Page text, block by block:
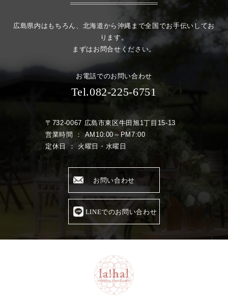
広島県内はもちろん、北海道から沖縄まで全国でお手伝いしてお
ります。
まずはお問合せください。
お電話でのお問い合わせ
Tel.082-225-6751
〒732-0067 広島市東区牛田旭1丁目15-13
営業時間 ： AM10:00～PM7:00
定休日 ： 火曜日・水曜日
お問い合わせ
LINEでのお問い合わせ